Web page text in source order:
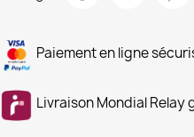
Paiement en ligne
Livraison Mondial